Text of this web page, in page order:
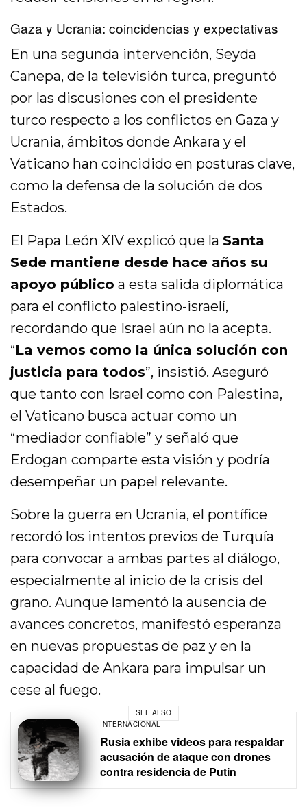
Gaza y Ucrania: coincidencias y expectativas
En una segunda intervención, Seyda
Canepa, de la televisión turca, preguntó
por las discusiones con el presidente
turco respecto a los conflictos en Gaza y
Ucrania, ámbitos donde Ankara y el
Vaticano han coincidido en posturas clave,
como la defensa de la solución de dos
Estados.
El Papa León XIV explicó que laSanta
Sede mantiene desde hace años su
apoyo público a esta salida diplomática
para el conflicto palestino-israelí,
recordando que Israel aún no la acepta.
“La vemos como la única solución con
justicia para todos”, insistió. Aseguró
que tanto con Israel como con Palestina,
el Vaticano busca actuar como un
“mediador confiable” y señaló que
Erdogan comparte esta visión y podría
desempeñar un papel relevante.
Sobre la guerra en Ucrania, el pontífice
recordó los intentos previos de Turquía
para convocar a ambas partes al diálogo,
especialmente al inicio de la crisis del
grano. Aunque lamentó la ausencia de
avances concretos, manifestó esperanza
en nuevas propuestas de paz y en la
capacidad de Ankara para impulsar un
cese al fuego.
SEE ALSO
INTERNACIONAL
Rusia exhibe videos para respaldar
acusación de ataque con drones
contra residencia de Putin